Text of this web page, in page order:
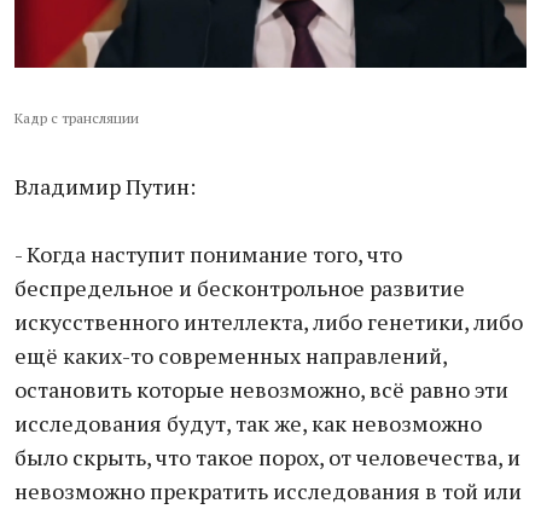
Кадр с трансляции
Владимир Путин:
- Когда наступит понимание того, что
беспредельное и бесконтрольное развитие
искусственного интеллекта, либо генетики, либо
ещё каких-то современных направлений,
остановить которые невозможно, всё равно эти
исследования будут, так же, как невозможно
было скрыть, что такое порох, от человечества, и
невозможно прекратить исследования в той или